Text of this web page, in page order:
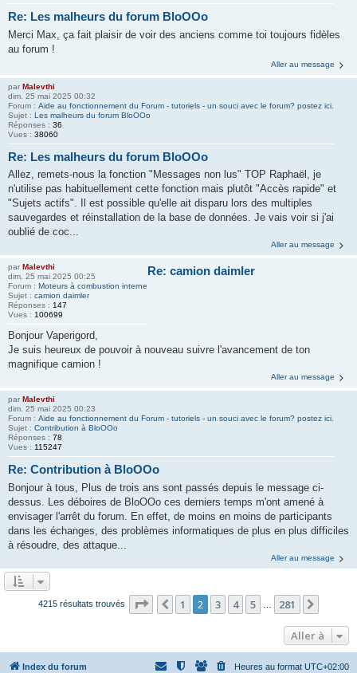
Re: Les malheurs du forum BloOOo
Merci Max, ça fait plaisir de voir des anciens comme toi toujours fidèles
au forum !
Aller au message
par Malevthi
dim. 25 mai 2025 00:32
Forum : Aide au fonctionnement du Forum - tutoriels - un souci avec le forum? postez ici.
Sujet : Les malheurs du forum BloOOo
Réponses : 36
Vues : 38060
Re: Les malheurs du forum BloOOo
Allez, remets-nous la fonction "Messages non lus" TOP Raphaël, je
n'utilise pas habituellement cette fonction mais plutôt "Accès rapide" et
"Sujets actifs". Il est possible qu'elle ait disparu lors des multiples
sauvegardes et réinstallation de la base de données. Je vais voir si j'ai
oublié de coc...
Aller au message
par Malevthi
dim. 25 mai 2025 00:25
Forum : Moteurs à combustion interne
Sujet : camion daimler
Réponses : 147
Vues : 100699
Re: camion daimler
Bonjour Vaperigord,
Je suis heureux de pouvoir à nouveau suivre l'avancement de ton
magnifique camion !
Aller au message
par Malevthi
dim. 25 mai 2025 00:23
Forum : Aide au fonctionnement du Forum - tutoriels - un souci avec le forum? postez ici.
Sujet : Contribution à BloOOo
Réponses : 78
Vues : 115247
Re: Contribution à BloOOo
Bonjour à tous, Plus de trois ans sont passés depuis le message ci-
dessus. Les déboires de BloOOo ces derniers temps m'ont amené à
envisager l'arrêt du forum. En effet, de moins en moins de participants
dans les échanges, des problèmes informatiques de plus en plus difficiles
à résoudre, des attaque...
Aller au message
4215 résultats trouvés Page 2sur 281
Précédente
1 2 3 4 5 281
Aller à
Index du forum Heures au format UTC+02:00